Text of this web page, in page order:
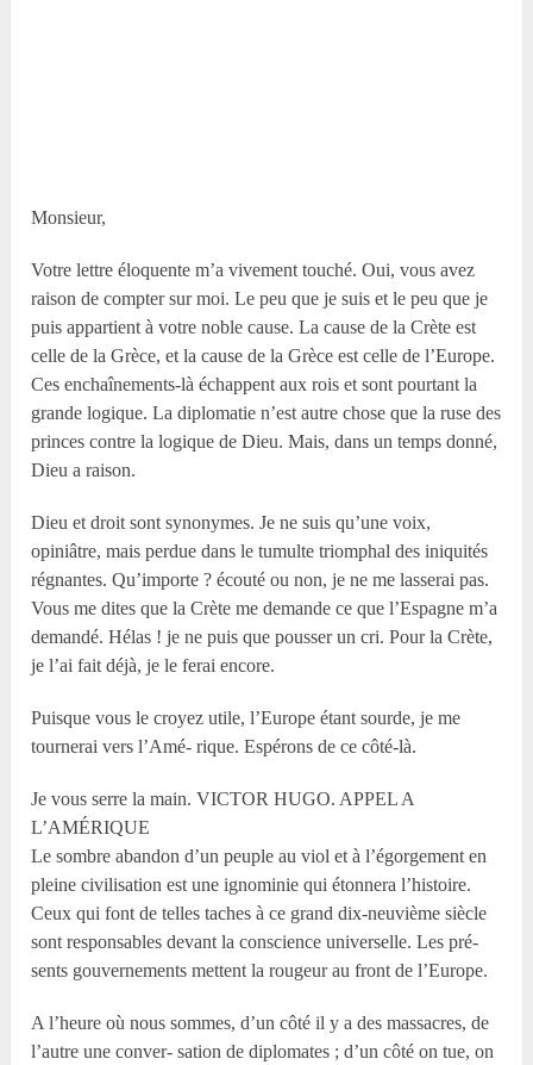
Monsieur,
Votre lettre éloquente m’a vivement touché. Oui, vous avez
raison de compter sur moi. Le peu que je suis et le peu que je
puis appartient à votre noble cause. La cause de la Crète est
celle de la Grèce, et la cause de la Grèce est celle de l’Europe.
Ces enchaînements-là échappent aux rois et sont pourtant la
grande logique. La diplomatie n’est autre chose que la ruse des
princes contre la logique de Dieu. Mais, dans un temps donné,
Dieu a raison.
Dieu et droit sont synonymes. Je ne suis qu’une voix,
opiniâtre, mais perdue dans le tumulte triomphal des iniquités
régnantes. Qu’importe ? écouté ou non, je ne me lasserai pas.
Vous me dites que la Crète me demande ce que l’Espagne m’a
demandé. Hélas ! je ne puis que pousser un cri. Pour la Crète,
je l’ai fait déjà, je le ferai encore.
Puisque vous le croyez utile, l’Europe étant sourde, je me
tournerai vers l’Amé- rique. Espérons de ce côté-là.
Je vous serre la main. VICTOR HUGO. APPEL A
L’AMÉRIQUE
Le sombre abandon d’un peuple au viol et à l’égorgement en
pleine civilisation est une ignominie qui étonnera l’histoire.
Ceux qui font de telles taches à ce grand dix-neuvième siècle
sont responsables devant la conscience universelle. Les pré-
sents gouvernements mettent la rougeur au front de l’Europe.
A l’heure où nous sommes, d’un côté il y a des massacres, de
l’autre une conver- sation de diplomates ; d’un côté on tue, on